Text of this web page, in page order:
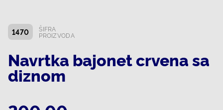
1470 ŠIFRA
PROIZVODA
Navrtka bajonet crvena sa
diznom